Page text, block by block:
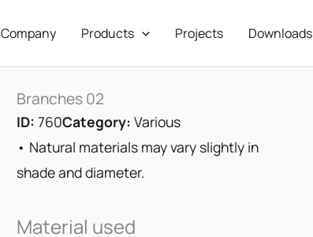
Company Products Projects Downloads
Branches 02
ID: 760Category: Various
• Natural materials may vary slightly in
shade and diameter.
Material used